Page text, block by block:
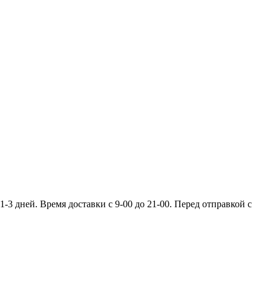
3 дней. Время доставки с 9-00 до 21-00. Перед отправкой с